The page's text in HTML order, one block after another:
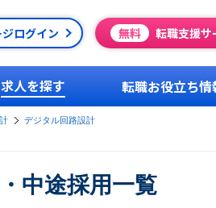
ログイン 無料 転職支援サ
求人を探す 転職お役立ち情
デジタル回路設計
中途採用一覧